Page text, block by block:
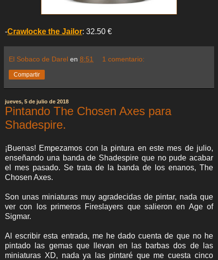
-Crawlocke the Jailor: 32.50 €
El Sobaco de Darel en 8:51 1 comentario:
Compartir
jueves, 5 de julio de 2018
Pintando The Chosen Axes para
Shadespire.
¡Buenas! Empezamos con la pintura en este mes de julio,
enseñando una banda de Shadespire que no pude acabar
el mes pasado. Se trata de la banda de los enanos, The
Chosen Axes.
Son unas miniaturas muy agradecidas de pintar, nada que
ver con los primeros Fireslayers que salieron en Age of
Sigmar.
Al escribir esta entrada, me he dado cuenta de que no he
pintado las gemas que llevan en las barbas dos de las
miniaturas XD, nada ya las pintaré que me cuesta cinco